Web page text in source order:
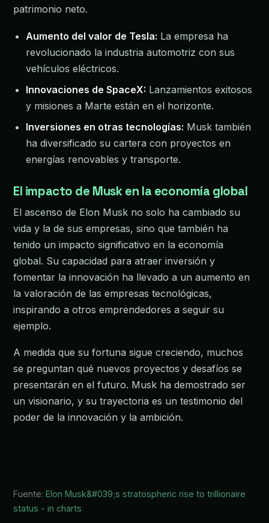
patrimonio neto.
Aumento del valor de Tesla: La empresa ha
revolucionado la industria automotriz con sus
vehículos eléctricos.
Innovaciones de SpaceX: Lanzamientos exitosos
y misiones a Marte están en el horizonte.
Inversiones en otras tecnologías: Musk también
ha diversificado su cartera con proyectos en
energías renovables y transporte.
El impacto de Musk en la economía global
El ascenso de Elon Musk no solo ha cambiado su
vida y la de sus empresas, sino que también ha
tenido un impacto significativo en la economía
global. Su capacidad para atraer inversión y
fomentar la innovación ha llevado a un aumento en
la valoración de las empresas tecnológicas,
inspirando a otros emprendedores a seguir su
ejemplo.
A medida que su fortuna sigue creciendo, muchos
se preguntan qué nuevos proyectos y desafíos se
presentarán en el futuro. Musk ha demostrado ser
un visionario, y su trayectoria es un testimonio del
poder de la innovación y la ambición.
Fuente: Elon Musk&#039;s stratospheric rise to trillionaire
status - in charts